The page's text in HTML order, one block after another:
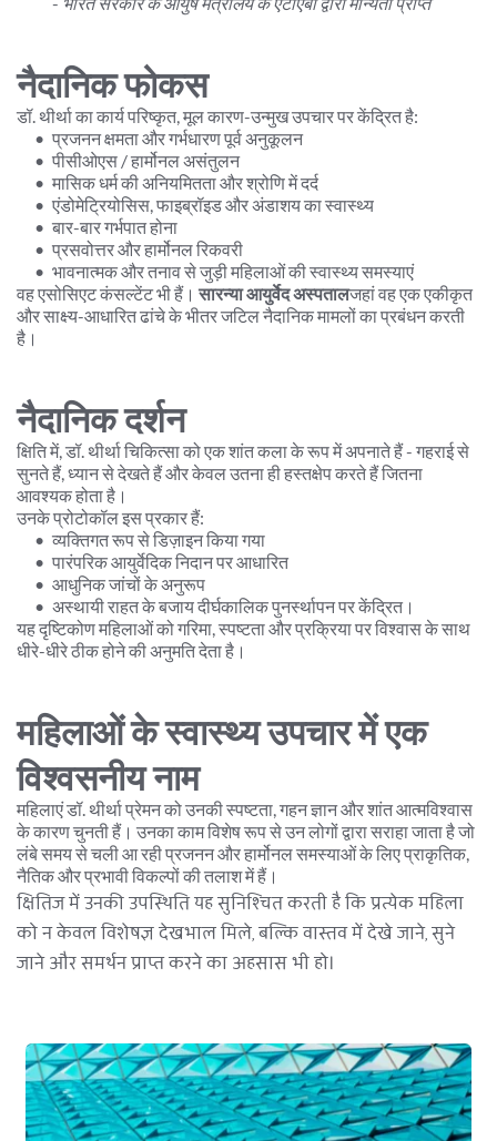
नैदानिक फोकस
डॉ. थीर्था का कार्य परिष्कृत, मूल कारण-उन्मुख उपचार पर केंद्रित है:
प्रजनन क्षमता और गर्भधारण पूर्व अनुकूलन
पीसीओएस / हार्मोनल असंतुलन
मासिक धर्म की अनियमितता और श्रोणि में दर्द
एंडोमेट्रियोसिस, फाइब्रॉइड और अंडाशय का स्वास्थ्य
बार-बार गर्भपात होना
प्रसवोत्तर और हार्मोनल रिकवरी
भावनात्मक और तनाव से जुड़ी महिलाओं की स्वास्थ्य समस्याएं
वह एसोसिएट कंसल्टेंट भी हैं। सारन्या आयुर्वेद अस्पतालजहां वह एक एकीकृत
और साक्ष्य-आधारित ढांचे के भीतर जटिल नैदानिक मामलों का प्रबंधन करती
है।
नैदानिक दर्शन
क्षिति में, डॉ. थीर्था चिकित्सा को एक शांत कला के रूप में अपनाते हैं - गहराई से
सुनते हैं, ध्यान से देखते हैं और केवल उतना ही हस्तक्षेप करते हैं जितना
आवश्यक होता है।
उनके प्रोटोकॉल इस प्रकार हैं:
व्यक्तिगत रूप से डिज़ाइन किया गया
पारंपरिक आयुर्वेदिक निदान पर आधारित
आधुनिक जांचों के अनुरूप
अस्थायी राहत के बजाय दीर्घकालिक पुनर्स्थापन पर केंद्रित।
यह दृष्टिकोण महिलाओं को गरिमा, स्पष्टता और प्रक्रिया पर विश्वास के साथ
धीरे-धीरे ठीक होने की अनुमति देता है।
महिलाओं के स्वास्थ्य उपचार में एक
विश्वसनीय नाम
महिलाएं डॉ. थीर्था प्रेमन को उनकी स्पष्टता, गहन ज्ञान और शांत आत्मविश्वास
के कारण चुनती हैं। उनका काम विशेष रूप से उन लोगों द्वारा सराहा जाता है जो
लंबे समय से चली आ रही प्रजनन और हार्मोनल समस्याओं के लिए प्राकृतिक,
नैतिक और प्रभावी विकल्पों की तलाश में हैं।
क्षितिज में उनकी उपस्थिति यह सुनिश्चित करती है कि प्रत्येक महिला
को न केवल विशेषज्ञ देखभाल मिले, बल्कि वास्तव में देखे जाने, सुने
जाने और समर्थन प्राप्त करने का अहसास भी हो।